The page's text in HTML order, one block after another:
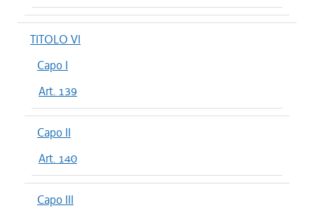
TITOLO VI
Capo I
Art. 139
Capo II
Art. 140
Capo III